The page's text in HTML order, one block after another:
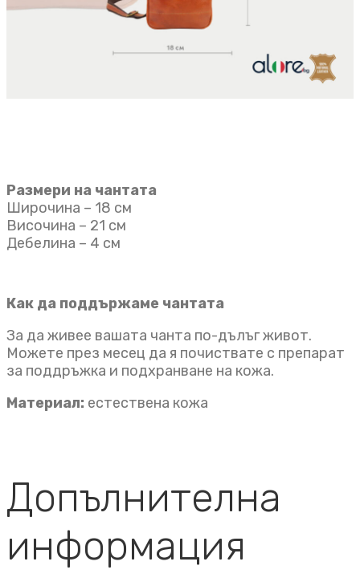
Размери на чантата
Широчина – 18 см
Височина – 21 см
Дебелина – 4 см
Как да поддържаме чантата
За да живее вашата чанта по-дълъг живот.
Можете през месец да я почиствате с препарат
за поддръжка и подхранване на кожа.
Материал: естествена кожа
Допълнителна
информация